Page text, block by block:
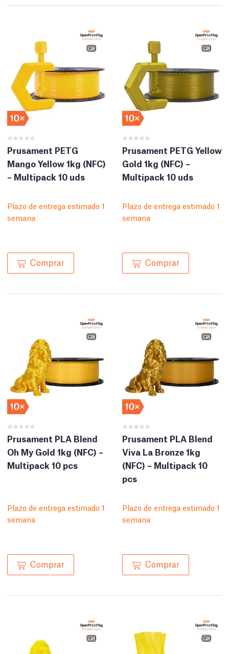
Prusament PETG
Mango Yellow 1kg (NFC)
– Multipack 10 uds
Plazo de entrega estimado 1
semana
Comprar
Prusament PETG Yellow
Gold 1kg (NFC) –
Multipack 10 uds
Plazo de entrega estimado 1
semana
Comprar
Prusament PLA Blend
Oh My Gold 1kg (NFC) –
Multipack 10 pcs
Plazo de entrega estimado 1
semana
Comprar
Prusament PLA Blend
Viva La Bronze 1kg
(NFC) – Multipack 10
pcs
Plazo de entrega estimado 1
semana
Comprar